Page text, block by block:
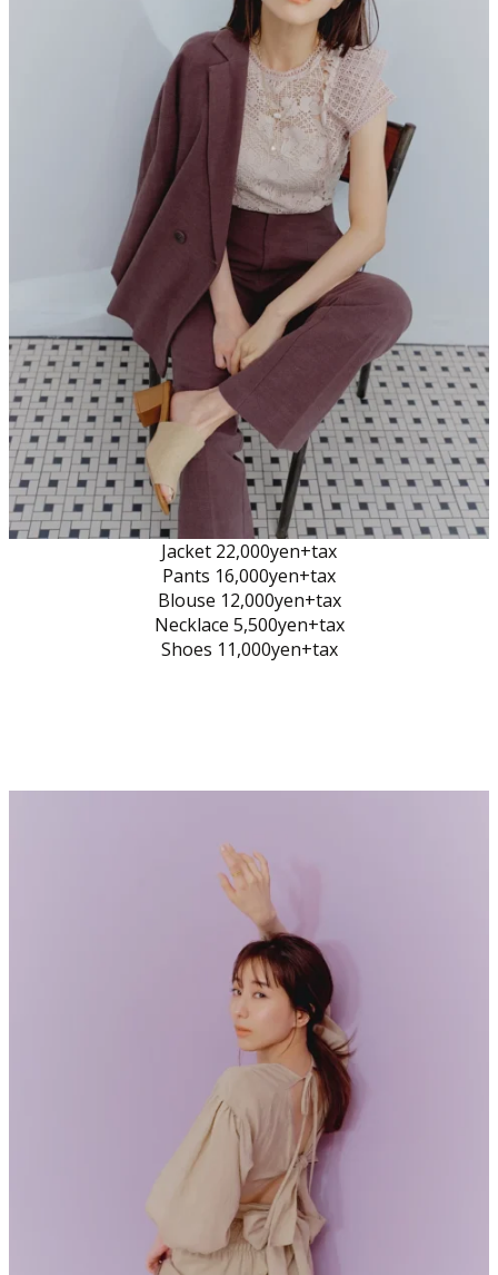
Jacket 22,000yen+tax
Pants 16,000yen+tax
Blouse 12,000yen+tax
Necklace 5,500yen+tax
Shoes 11,000yen+tax